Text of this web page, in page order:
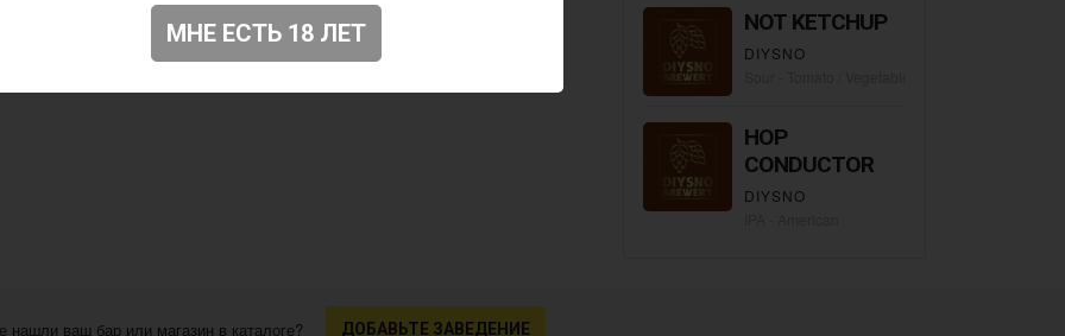
NOT KETCHUP
DIYSNO
HOP
CONDUCTOR
DIYSNO
нашли ваш бар или магазин в каталоге? ДОБАВЬТЕ ЗАВЕДЕНИЕ
МНЕ ЕСТЬ 18 ЛЕТ